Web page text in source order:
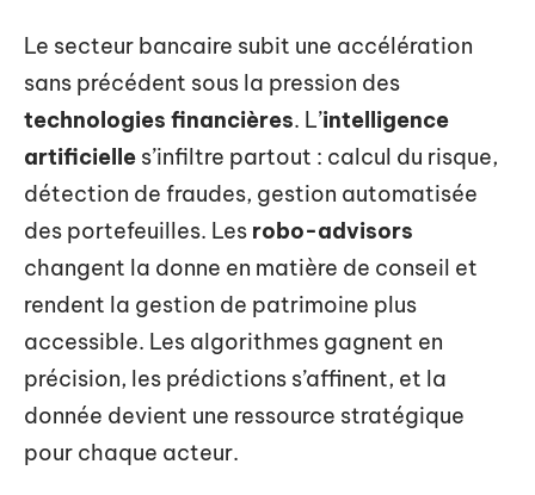
Le secteur bancaire subit une accélération
sans précédent sous la pression des
technologies financières. L’intelligence
artificielle s’infiltre partout : calcul du risque,
détection de fraudes, gestion automatisée
des portefeuilles. Les robo-advisors
changent la donne en matière de conseil et
rendent la gestion de patrimoine plus
accessible. Les algorithmes gagnent en
précision, les prédictions s’affinent, et la
donnée devient une ressource stratégique
pour chaque acteur.